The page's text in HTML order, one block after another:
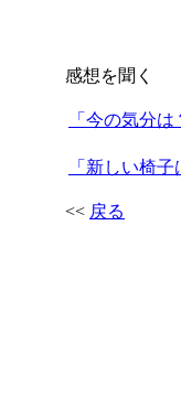
感想を聞く
「今の気分
「新しい椅
<< 戻る